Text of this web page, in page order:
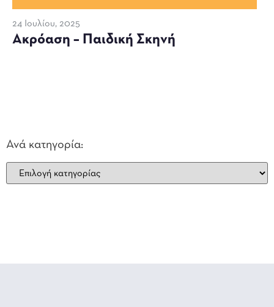
24 Ιουλίου, 2025
Ακρόαση – Παιδική Σκηνή
Ανά κατηγορία: